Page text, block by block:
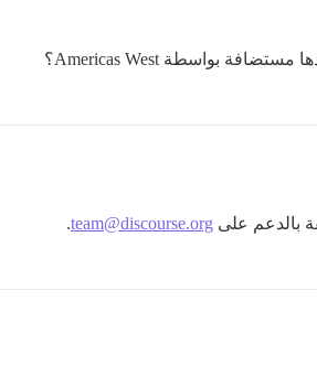
بالدعم على team@discourse.org
.